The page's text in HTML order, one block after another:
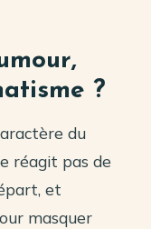
?
du
réagit pas de
et
masquer